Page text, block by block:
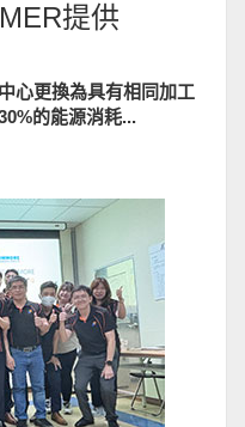
提供
心更換為具有相同加工
的能源消耗...